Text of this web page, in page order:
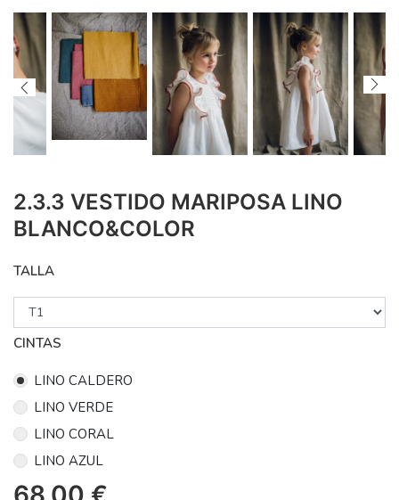
2.3.3 VESTIDO MARIPOSA LINO
BLANCO&COLOR
TALLA
CINTAS
LINO CALDERO
LINO VERDE
LINO CORAL
LINO AZUL